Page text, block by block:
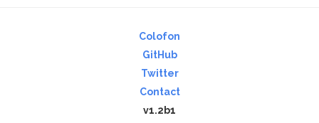
Colofon
GitHub
Twitter
Contact
v1.2b1